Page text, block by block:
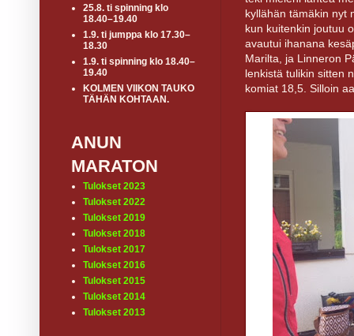
kyllähän tämäkin nyt
kun kuitenkin joutuu
avautui ihanana
Marilta, ja Linneron
lenkistä tulikin sitten
komiat 18,5. Silloin
25.8. ti spinning klo
18.40–19.40
1.9. ti jumppa klo 17.30–
18.30
1.9. ti spinning klo 18.40–
19.40
KOLMEN VIIKON TAUKO
TÄHÄN KOHTAAN.
ANUN
MARATON
Tulokset 2023
Tulokset 2022
Tulokset 2019
Tulokset 2018
Tulokset 2017
Tulokset 2016
Tulokset 2015
Tulokset 2014
Tulokset 2013